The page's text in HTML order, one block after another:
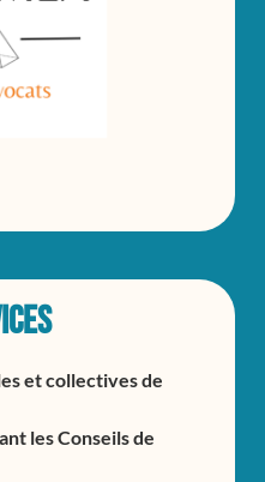
et collectives de
les Conseils de